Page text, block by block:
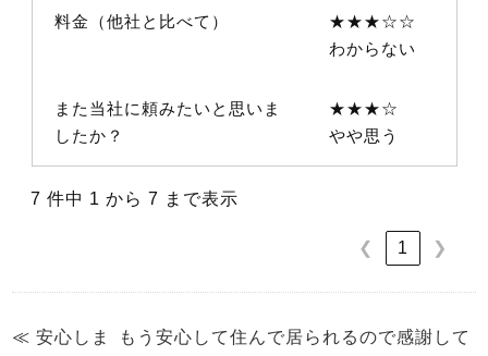
料金（他社と比べて）
★★★☆☆
わからない
また当社に頼みたいと思いま
したか？
★★★☆
やや思う
7 件中 1 から 7 まで表示
❮ 1 ❯
≪安心しま
もう安心して住んで居られるので感謝して